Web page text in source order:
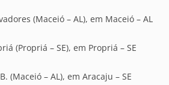
(Maceió – AL), em Maceió – AL
(Propriá – SE), em Propriá – SE
(Maceió – AL), em Aracaju – SE